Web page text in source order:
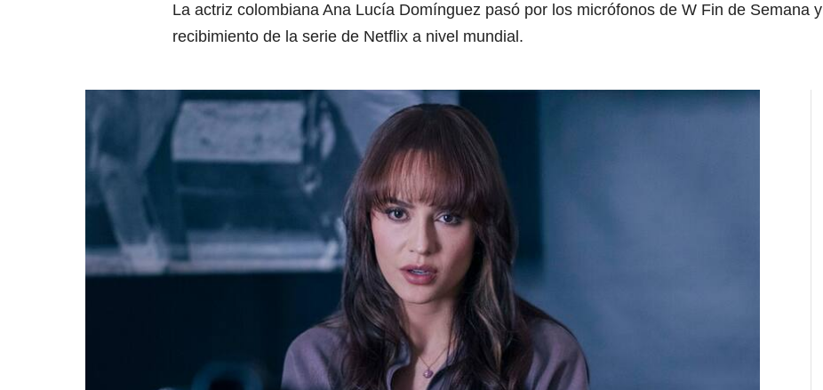
La actriz colombiana Ana Lucía Domínguez pasó por los micrófonos de W Fin de Semana
recibimiento de la serie de Netflix a nivel mundial.